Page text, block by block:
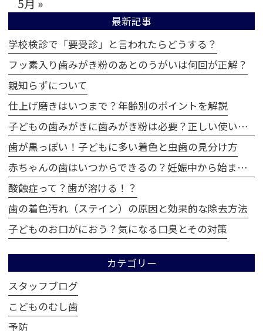
5月 »
最新記事
学校検診で「要受診」と言われたらどうする？
フッ素入り歯みがき粉のあとのうがいは何回が正解？
親知らずについて
仕上げ磨きはいつまで？年齢別のポイントを解説
子どもの歯みがきに歯みがき粉は必要？正しい使い方とは
歯が黒っぽい！子どもに多い着色と虫歯の見分け方
赤ちゃんの歯はいつからできるの？妊娠中から始まる歯の成長
酸蝕症って？歯が溶ける！？
歯の着色汚れ（ステイン）の原因と効果的な除去方法
子どものお口がにおう？気になる口臭とその対策
カテゴリー
スタッフブログ
こどものむし歯
予防